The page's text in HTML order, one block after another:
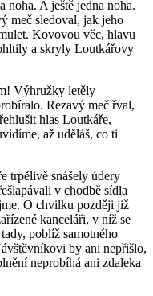
noha. A ještě jedna noha.
meč sledoval, jak jeho
Kovovou věc, hlavu
a skryly Loutkářovy
Výhružky letěly
Rezavý meč řval,
hlas Loutkáře,
až uděláš, co ti
trpělivě snášely údery
v chodbě sídla
O chvilku později již
kanceláři, v níž se
poblíž samotného
by ani nepřišlo,
neprobíhá ani zdaleka